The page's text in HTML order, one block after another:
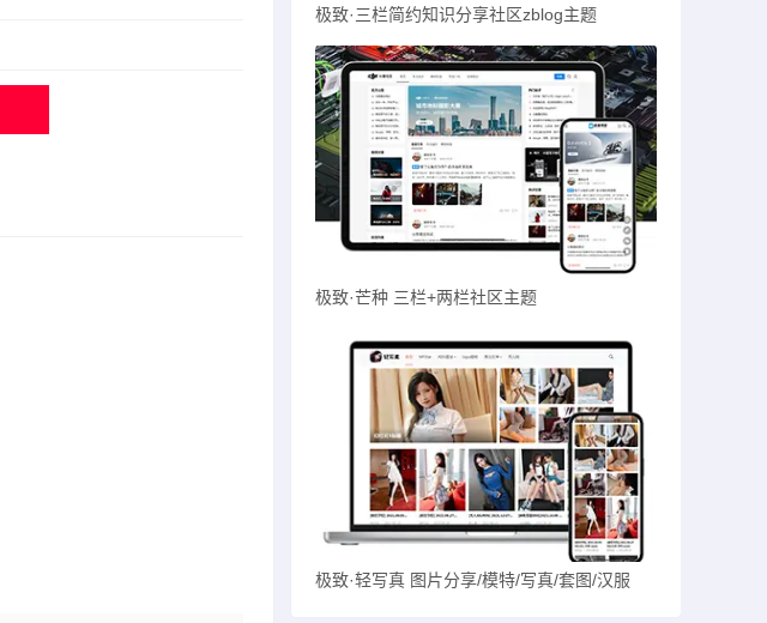
极致·三栏简约知识分享社区zblog主题
极致·芒种 三栏+两栏社区主题
极致·轻写真 图片分享/模特/写真/套图/汉服